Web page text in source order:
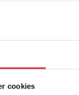
cookies